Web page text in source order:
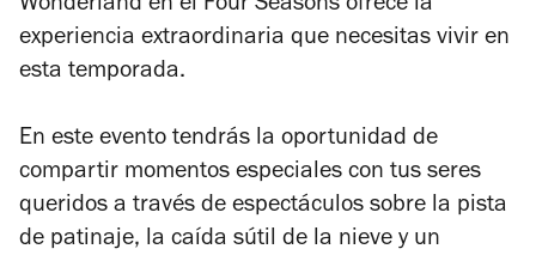
Wonderland en el Four Seasons ofrece la
experiencia extraordinaria que necesitas vivir en
esta temporada.
En este evento tendrás la oportunidad de
compartir momentos especiales con tus seres
queridos a través de espectáculos sobre la pista
de patinaje, la caída sútil de la nieve y un